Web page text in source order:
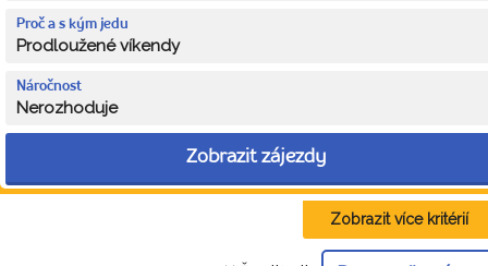
Proč a s kým jedu
Prodloužené víkendy
Náročnost
Nerozhoduje
Zobrazit zájezdy
Zobrazit více kritérií